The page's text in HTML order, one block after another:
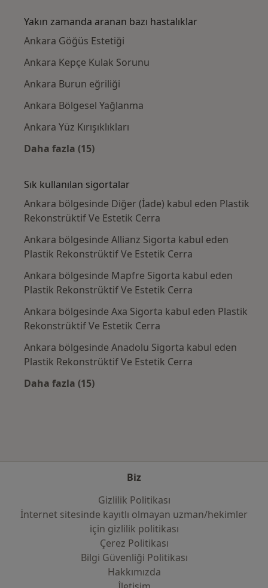
Yakın zamanda aranan bazı hastalıklar
Ankara Göğüs Estetiği
Ankara Kepçe Kulak Sorunu
Ankara Burun eğriliği
Ankara Bölgesel Yağlanma
Ankara Yüz Kırışıklıkları
Daha fazla (15)
Sık kullanılan sigortalar
Ankara bölgesinde Diğer (İade) kabul eden Plastik
Rekonstrüktif Ve Estetik Cerra
Ankara bölgesinde Allianz Sigorta kabul eden
Plastik Rekonstrüktif Ve Estetik Cerra
Ankara bölgesinde Mapfre Sigorta kabul eden
Plastik Rekonstrüktif Ve Estetik Cerra
Ankara bölgesinde Axa Sigorta kabul eden Plastik
Rekonstrüktif Ve Estetik Cerra
Ankara bölgesinde Anadolu Sigorta kabul eden
Plastik Rekonstrüktif Ve Estetik Cerra
Daha fazla (15)
Biz
Gizlilik Politikası
İnternet sitesinde kayıtlı olmayan uzman/hekimler
i̇çin gizlilik politikası
Çerez Politikası
Bilgi Güvenliği Politikası
Hakkımızda